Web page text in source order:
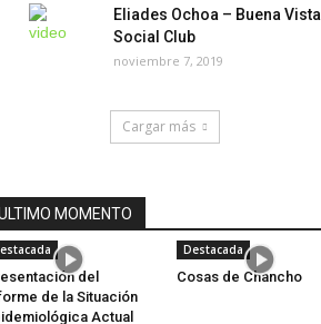
Eliades Ochoa – Buena Vista
Social Club
noviembre 7, 2019
Cargar más
MOMENTO
del
de la Situación
Actual
Destacada
Cosas de Chancho